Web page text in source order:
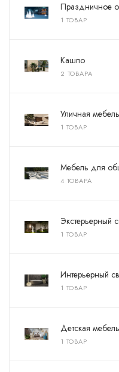
Праздничное
1 ТОВАР
Кашпо
2 ТОВАРА
Уличная мебель
1 ТОВАР
Мебель для
4 ТОВАРА
Экстерьерный
1 ТОВАР
Интерьерный
1 ТОВАР
Детская мебель
1 ТОВАР